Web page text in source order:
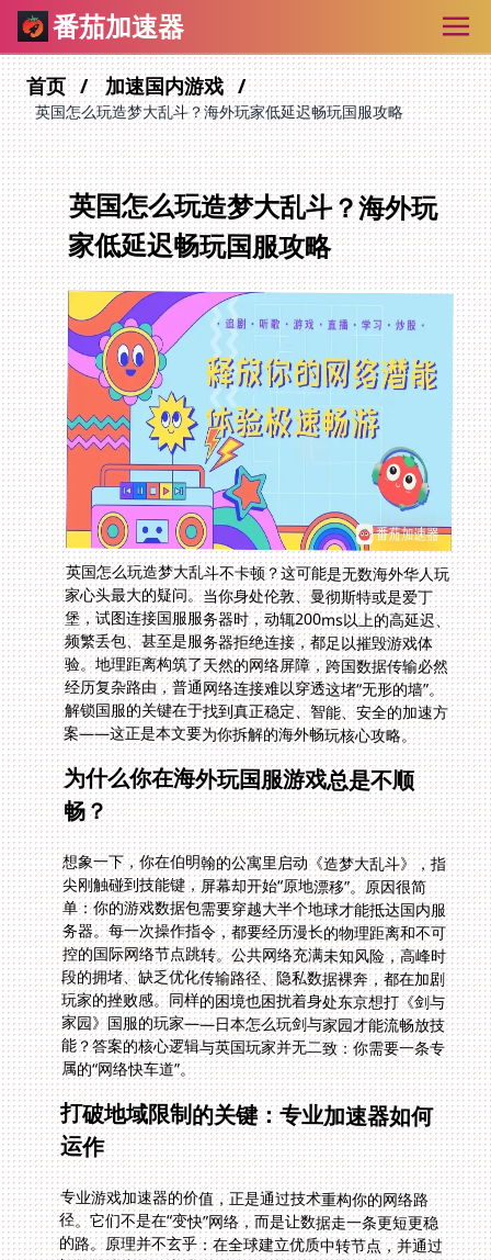
番茄加速器
首页 加速国内游戏
英国怎么玩造梦大乱斗？海外玩家低延迟畅玩国服攻略
英国怎么玩造梦大乱斗？海外玩
家低延迟畅玩国服攻略
英国怎么玩造梦大乱斗不卡顿？这可能是无数海外华人玩
家心头最大的疑问。当你身处伦敦、曼彻斯特或是爱丁
堡，试图连接国服服务器时，动辄200ms以上的高延迟、
频繁丢包、甚至是服务器拒绝连接，都足以摧毁游戏体
验。地理距离构筑了天然的网络屏障，跨国数据传输必然
经历复杂路由，普通网络连接难以穿透这堵“无形的墙”。
解锁国服的关键在于找到真正稳定、智能、安全的加速方
案——这正是本文要为你拆解的海外畅玩核心攻略。
为什么你在海外玩国服游戏总是不顺
畅？
想象一下，你在伯明翰的公寓里启动《造梦大乱斗》，指
尖刚触碰到技能键，屏幕却开始“原地漂移”。原因很简
单：你的游戏数据包需要穿越大半个地球才能抵达国内服
务器。每一次操作指令，都要经历漫长的物理距离和不可
控的国际网络节点跳转。公共网络充满未知风险，高峰时
段的拥堵、缺乏优化传输路径、隐私数据裸奔，都在加剧
玩家的挫败感。同样的困境也困扰着身处东京想打《剑与
家园》国服的玩家——日本怎么玩剑与家园才能流畅放技
能？答案的核心逻辑与英国玩家并无二致：你需要一条专
属的“网络快车道”。
打破地域限制的关键：专业加速器如何
运作
专业游戏加速器的价值，正是通过技术重构你的网络路
径。它们不是在“变快”网络，而是让数据走一条更短更稳
的路。原理并不玄乎：在全球建立优质中转节点，并通过
智能算法为你动态选择最优传输线路。你的游戏数据不再
混迹于公共网络洪流，而是进入加密专属通道直连国服服
务器。这类似于为你开通了一条点对点的直飞航班，绕开
了所有不必要的经停站。当你用加速器启动《堡垒前线：
破坏与创造》iOS版时，这种变化尤其明显——iOS有加
速器么？当然有，关键在于它是否具备为你“修路搭桥”的